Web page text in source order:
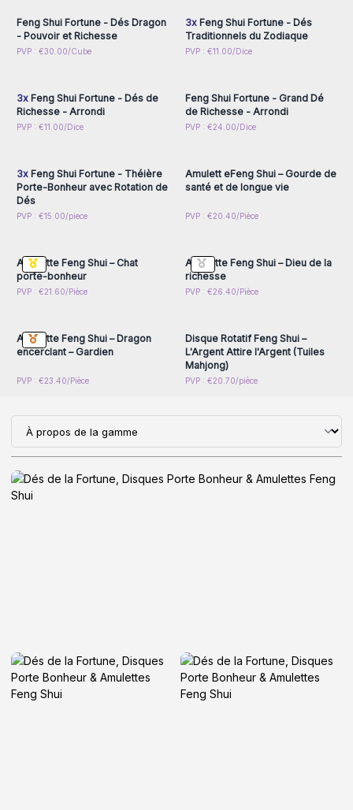
Feng Shui Fortune - Dés Dragon
- Pouvoir et Richesse
PVP : €30.00/Cube
3xFeng Shui Fortune - Dés
Traditionnels du Zodiaque
PVP : €11.00/Dice
Connectez-vous ou
3xFeng Shui Fortune - Dés de
Richesse - Arrondi
PVP : €11.00/Dice
Connectez-vous ou
Feng Shui Fortune - Grand Dé
de Richesse - Arrondi
PVP : €24.00/Dice
Connectez-vous ou
3xFeng Shui Fortune - Théière
Porte-Bonheur avec Rotation de
Dés
PVP : €15.00/piece
Connectez-vous ou
Amulett eFeng Shui – Gourde de
santé et de longue vie
PVP : €20.40/Pièce
Connectez-vous ou
Amulette Feng Shui – Chat
porte-bonheur
PVP : €21.60/Pièce
Connectez-vous ou
Amulette Feng Shui – Dieu de la
richesse
PVP : €26.40/Pièce
Connectez-vous ou
Amulette Feng Shui – Dragon
encerclant – Gardien
PVP : €23.40/Pièce
Connectez-vous ou
Disque Rotatif Feng Shui –
L'Argent Attire l'Argent (Tuiles
Mahjong)
PVP : €20.70/pièce